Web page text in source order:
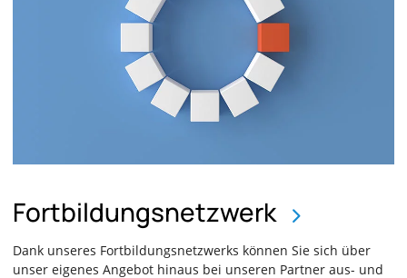
Fortbildungsnetzwerk
Dank unseres Fortbildungsnetzwerks können Sie sich über
unser eigenes Angebot hinaus bei unseren Partner aus- und